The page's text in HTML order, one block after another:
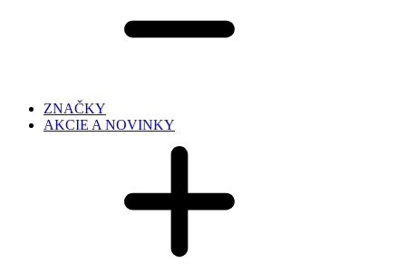
ZNAČKY
AKCIE A NOVINKY